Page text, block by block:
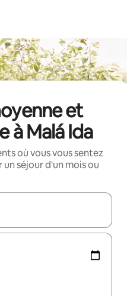
et
à Malá Ida
où vous vous sentez
séjour d'un mois ou
utilisez les flèches